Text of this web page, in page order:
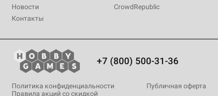
Новости
Контакты
CrowdRepublic
+7 (800) 500-31-36
Политика конфиденциальности
Публичная оферта
Правила акций со скидкой